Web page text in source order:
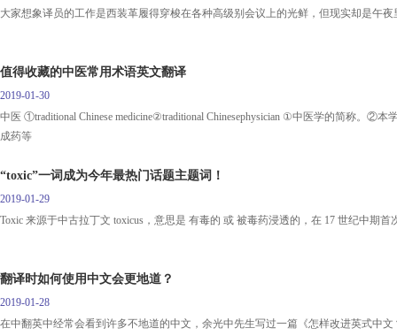
大家想象译员的工作是西装革履得穿梭在各种高级别会议上的光鲜，但现实却是午
值得收藏的中医常用术语英文翻译
2019-01-30
中医 ①traditional Chinese medicine②traditional Chinesephysician ①中医学的简称。②
成药等
“toxic”一词成为今年最热门话题主题词！
2019-01-29
Toxic 来源于中古拉丁文 toxicus，意思是 有毒的 或 被毒药浸透的，在 17 世纪中期
翻译时如何使用中文会更地道？
2019-01-28
在中翻英中经常会看到许多不地道的中文，余光中先生写过一篇《怎样改进英式中